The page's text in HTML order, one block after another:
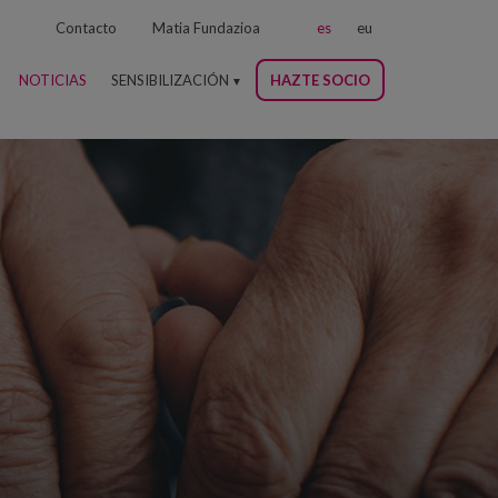
NOTICIAS SENSIBILIZACIÓN HAZTE SOCIO
es eu
Contacto Matia Fundazioa